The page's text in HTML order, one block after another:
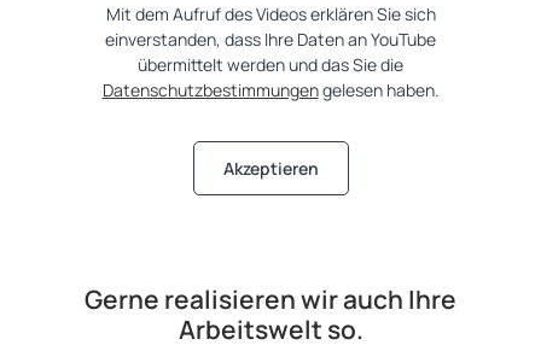
Mit dem Aufruf des Videos erklären Sie sich
einverstanden, dass Ihre Daten an YouTube
übermittelt werden und das Sie die
Datenschutzbestimmungengelesen haben.
Akzeptieren
Gerne realisieren wir auch Ihre
Arbeitswelt so.